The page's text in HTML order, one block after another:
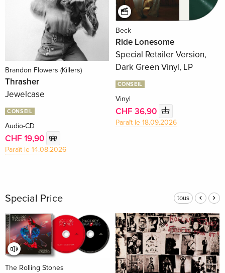
Brandon Flowers (Killers)
Thrasher
Jewelcase
CONSEIL
Audio-CD
CHF 19,90
Paraît le 14.08.2026
Beck
Ride Lonesome
Special Retailer Version,
Dark Green Vinyl, LP
CONSEIL
Vinyl
CHF 36,90
Paraît le 18.09.2026
Special Price tous
The Rolling Stones